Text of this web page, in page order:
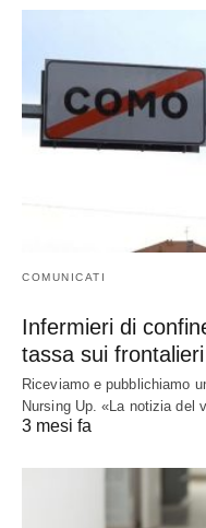
COMUNICATI
Infermieri di
tassa sui frontalieri
Riceviamo e pubblichiamo
Nursing Up. «La notizia del
3 mesi fa